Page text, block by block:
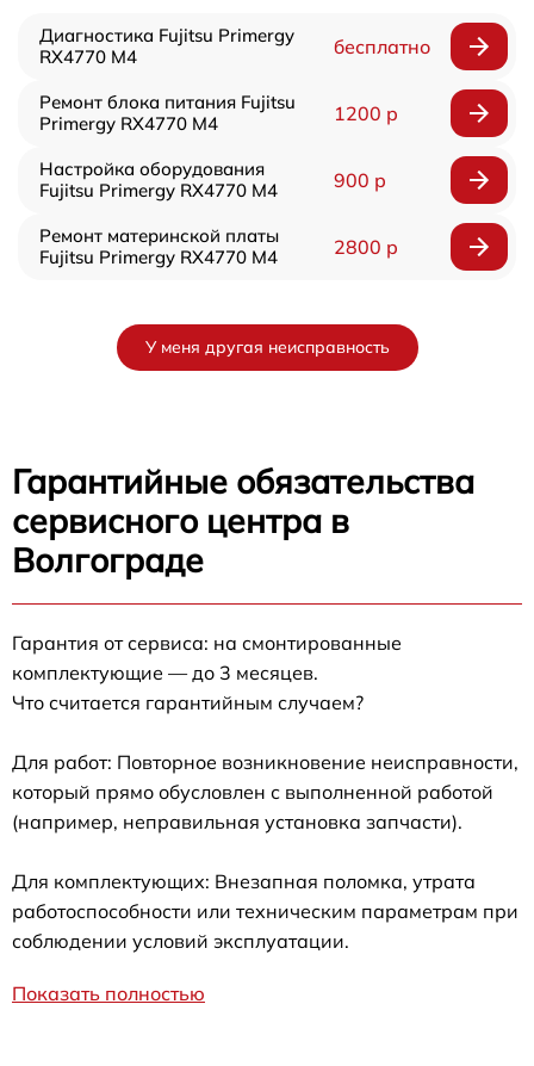
Диагностика Fujitsu Primergy
RX4770 M4
бесплатно
Ремонт блока питания Fujitsu
Primergy RX4770 M4
1200 р
Настройка оборудования
Fujitsu Primergy RX4770 M4
900 р
Ремонт материнской платы
Fujitsu Primergy RX4770 M4
2800 р
У меня другая неисправность
Гарантийные обязательства
сервисного центра в
Волгограде
Гарантия от сервиса: на смонтированные
комплектующие — до 3 месяцев.
Что считается гарантийным случаем?
Для работ: Повторное возникновение неисправности,
который прямо обусловлен с выполненной работой
(например, неправильная установка запчасти).
Для комплектующих: Внезапная поломка, утрата
работоспособности или техническим параметрам при
соблюдении условий эксплуатации.
Показать полностью